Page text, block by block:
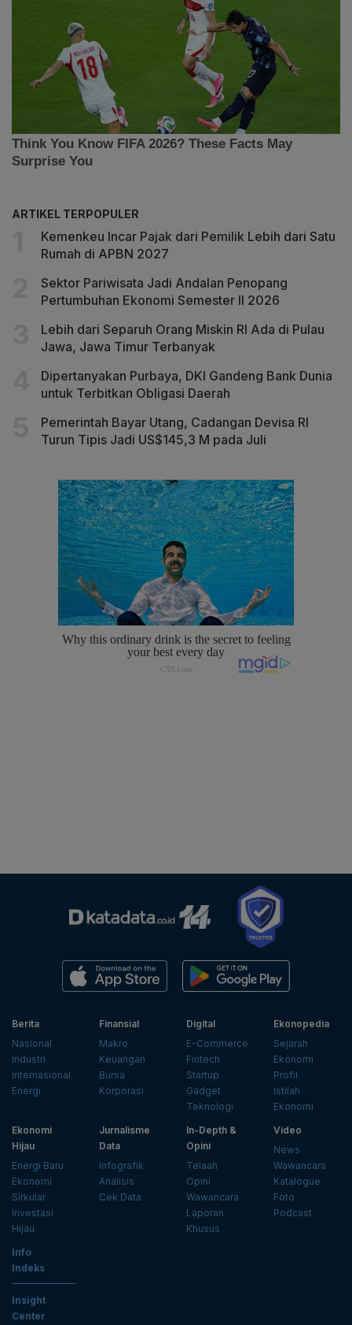
ARTIKEL TERPOPULER
Kemenkeu Incar Pajak dari Pemilik Lebih dari Satu
Rumah di APBN 2027
Sektor Pariwisata Jadi Andalan Penopang
Pertumbuhan Ekonomi Semester II 2026
Lebih dari Separuh Orang Miskin RI Ada di Pulau
Jawa, Jawa Timur Terbanyak
Dipertanyakan Purbaya, DKI Gandeng Bank Dunia
untuk Terbitkan Obligasi Daerah
Pemerintah Bayar Utang, Cadangan Devisa RI
Turun Tipis Jadi US$145,3 M pada Juli
Berita
Nasional
Industri
Internasional
Energi
Finansial
Makro
Keuangan
Bursa
Korporasi
Digital
E-Commerce
Fintech
Startup
Gadget
Teknologi
Ekonopedia
Sejarah
Ekonomi
Profil
Istilah
Ekonomi
Ekonomi
Hijau
Energi Baru
Ekonomi
Sirkular
Investasi
Hijau
Jurnalisme
Data
Infografik
Analisis
Cek Data
In-Depth &
Opini
Telaah
Opini
Wawancara
Laporan
Khusus
Video
News
Wawancara
Katalogue
Foto
Podcast
Info
Indeks
Insight
Center